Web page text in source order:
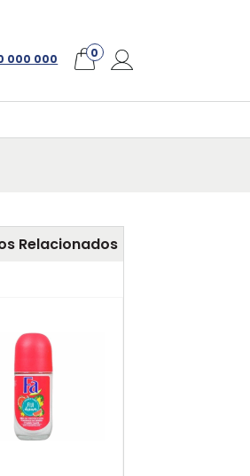
000 000 0
Relacionados